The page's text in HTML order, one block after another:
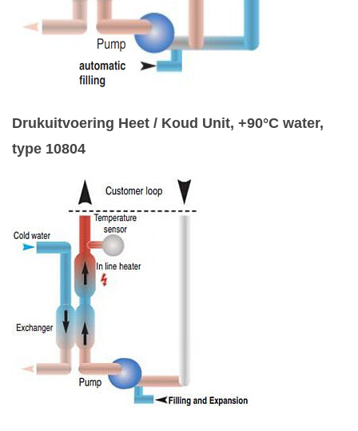
Drukuitvoering Heet / Koud Unit, +90°C water,
type 10804